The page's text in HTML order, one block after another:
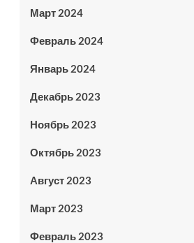
Март 2024
Февраль 2024
Январь 2024
Декабрь 2023
Ноябрь 2023
Октябрь 2023
Август 2023
Март 2023
Февраль 2023